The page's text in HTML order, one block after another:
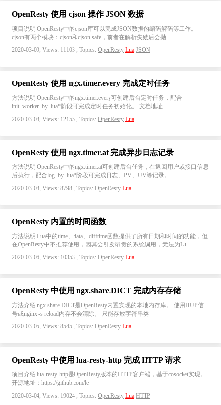
OpenResty 使用 cjson 操作 JSON 数据
项目说明 OpenResty中的cjson库可以完成JSON数据的编码解码等工作。
cjson有两个模块：cjson和cjson.safe，前者在解析失败后会抛
2020-03-09, Views: 11103 , Topics: OpenResty Lua JSON
OpenResty 使用 ngx.timer.every 完成定时任务
方法说明 OpenResty中的ngx.timer.every可创建后台定时任务，配合
init_worker_by_lua*阶段可完成定时任务初始化。 文档地址
2020-03-08, Views: 12155 , Topics: OpenResty Lua
OpenResty 使用 ngx.timer.at 完成异步日志记录
方法说明 OpenResty中的ngx.timer.at可创建后台任务，在返回用户或接口信息
后执行，配合log_by_lua*阶段可完成日志、PV、UV等记录。
2020-03-08, Views: 8798 , Topics: OpenResty Lua
OpenResty 内置的时间函数
方法说明 Lua中的time、data、difftime函数提供了所有日期和时间的功能，但
在OpenResty中不推荐使用，因其会引发昂贵的系统调用，无法为Lu
2020-03-06, Views: 10353 , Topics: OpenResty Lua
OpenResty 中使用 ngx.share.DICT 完成内存存储
方法介绍 ngx.share.DICT是OpenResty内置实现的本地内存库。 使用HUP信
号或nginx -s reload内存不会清除。 只能存放字符串类
2020-03-05, Views: 8545 , Topics: OpenResty Lua
OpenResty 中使用 lua-resty-http 完成 HTTP 请求
项目介绍 lua-resty-http是OpenResty版本的HTTP客户端，基于cosocket实现。
开源地址：https://github.com/le
2020-03-04, Views: 19024 , Topics: OpenResty Lua HTTP